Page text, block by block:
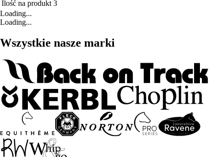
Ilość na produkt 3
Loading...
Loading...
Wszystkie nasze marki